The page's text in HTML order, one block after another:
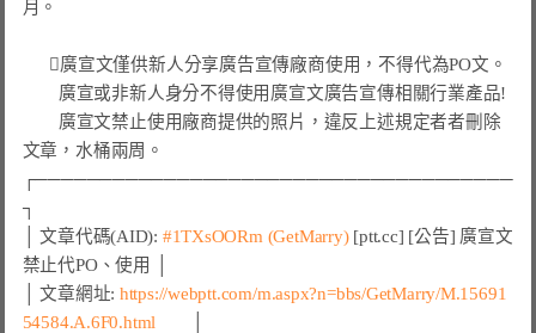
月。
      
廣宣文僅供新人分享廣告宣傳廠商使用，不得代為PO文。
廣宣或非新人身分不得使用廣宣文廣告宣傳相關行業產品!
廣宣文禁止使用廠商提供的照片，違反上述規定者者刪除
┌─────────────────────────────────────
┐
│ 文章代碼(AID): #1TXsOORm (GetMarry) [ptt.cc] [公告] 廣宣文
禁止代PO、使用 │
│ 文章網址: https://webptt.com/m.aspx?n=bbs/GetMarry/M.15691
54584.A.6F0.html